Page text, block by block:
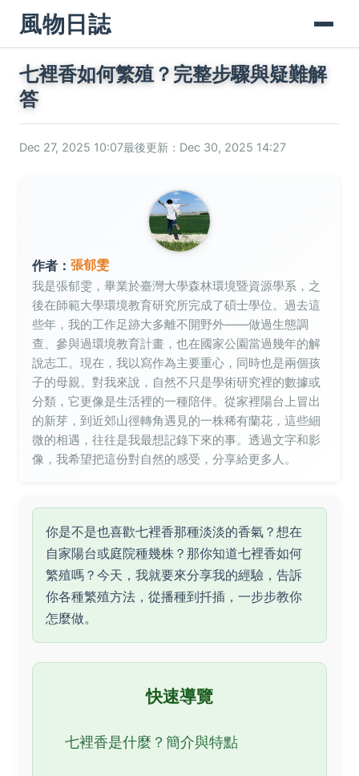
風物日誌
七裡香如何繁殖？完整步驟與疑難解
答
Dec 27, 2025 10:07最後更新：Dec 30, 2025 14:27
作者： 張郁雯
我是張郁雯，畢業於臺灣大學森林環境暨資源學系，之
後在師範大學環境教育研究所完成了碩士學位。過去這
些年，我的工作足跡大多離不開野外——做過生態調
查、參與過環境教育計畫，也在國家公園當過幾年的解
說志工。現在，我以寫作為主要重心，同時也是兩個孩
子的母親。對我來說，自然不只是學術研究裡的數據或
分類，它更像是生活裡的一種陪伴。從家裡陽台上冒出
的新芽，到近郊山徑轉角遇見的一株稀有蘭花，這些細
微的相遇，往往是我最想記錄下來的事。透過文字和影
像，我希望把這份對自然的感受，分享給更多人。
你是不是也喜歡七裡香那種淡淡的香氣？想在
自家陽台或庭院種幾株？那你知道七裡香如何
繁殖嗎？今天，我就要來分享我的經驗，告訴
你各種繁殖方法，從播種到扦插，一步步教你
怎麼做。
快速導覽
七裡香是什麼？簡介與特點